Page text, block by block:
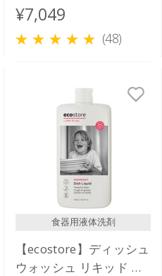
＞ 5L
¥7,049
(48)
食器用液体洗剤
【ecostore】ディッシュ
ウォッシュ リキッド ＜